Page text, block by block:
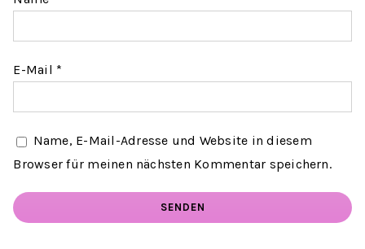
E-Mail *
Name, E-Mail-Adresse und Website in diesem
Browser für meinen nächsten Kommentar speichern.